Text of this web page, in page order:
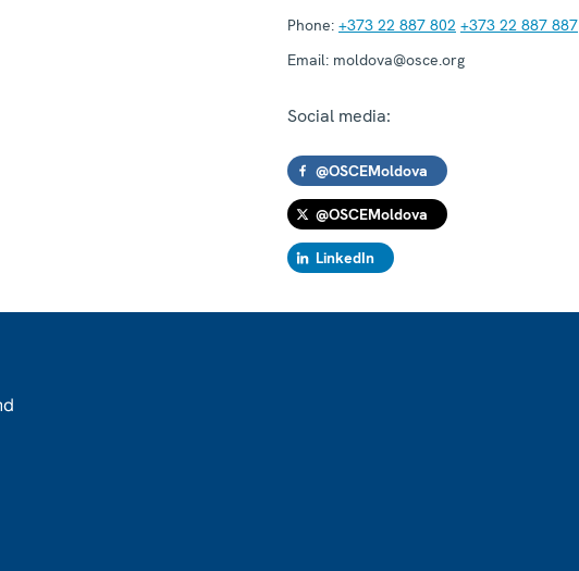
Phone: +373 22 887 802 +373 22 887 887
Email: moldova@osce.org
Social media:
@OSCEMoldova
@OSCEMoldova
LinkedIn